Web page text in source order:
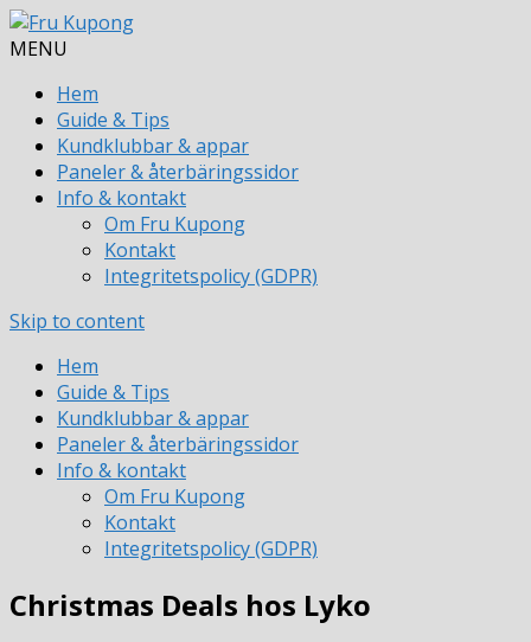
MENU
Hem
Guide & Tips
Kundklubbar & appar
Paneler & återbäringssidor
Info & kontakt
Om Fru Kupong
Kontakt
Integritetspolicy (GDPR)
Skip to content
Hem
Guide & Tips
Kundklubbar & appar
Paneler & återbäringssidor
Info & kontakt
Om Fru Kupong
Kontakt
Integritetspolicy (GDPR)
Christmas Deals hos Lyko